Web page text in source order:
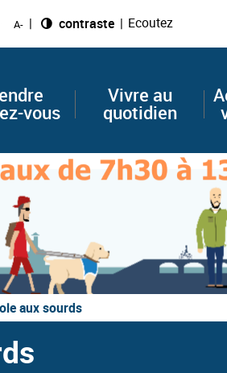
A- Changer le
contraste Ecoutez
vous
Vivre au
quotidien
aux sourds